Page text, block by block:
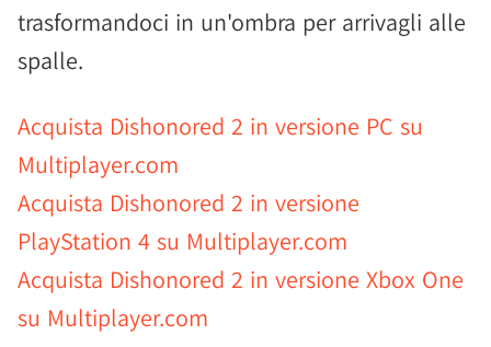
trasformandoci in un'ombra per arrivagli alle
spalle.
Acquista Dishonored 2 in versione PC su
Multiplayer.com
Acquista Dishonored 2 in versione
PlayStation 4 su Multiplayer.com
Acquista Dishonored 2 in versione Xbox One
su Multiplayer.com